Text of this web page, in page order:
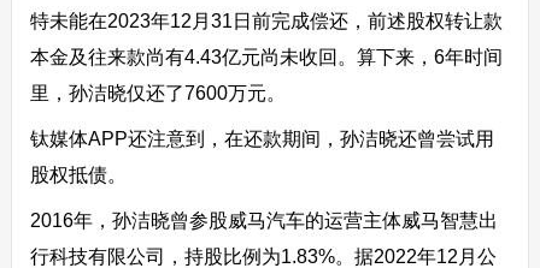
特未能在2023年12月31日前完成偿还，前述股权转让款
本金及往来款尚有4.43亿元尚未收回。算下来，6年时间
里，孙洁晓仅还了7600万元。
钛媒体APP还注意到，在还款期间，孙洁晓还曾尝试用
股权抵债。
2016年，孙洁晓曾参股威马汽车的运营主体威马智慧出
行科技有限公司，持股比例为1.83%。据2022年12月公